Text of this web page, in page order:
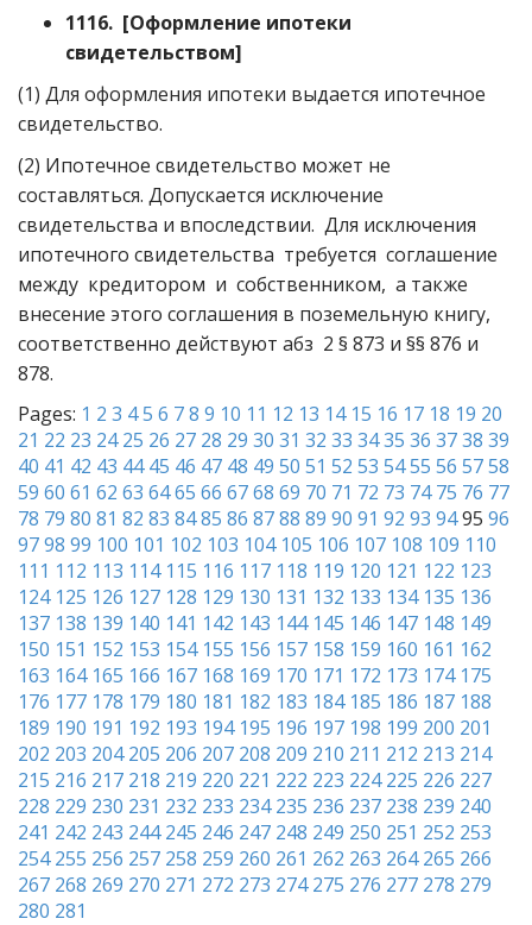
1116. [Оформление ипотеки
свидетельством]
(1) Для оформления ипотеки выдается ипотечное
свидетельство.
(2) Ипотечное свидетельство может не
составляться. Допускается исключение
свидетельства и впоследствии. Для исключения
ипотечного свидетельства требуется соглашение
между кредитором и собственником, а также
внесение этого соглашения в поземельную книгу,
соответственно действуют абз 2 § 873 и §§ 876 и
878.
Pages: 1 2 3 45 6 78 9 10 11 12 13 14 15 16 17 18 19 20
21 22 23 24 25 26 27 28 29 30 31 32 33 3435 36 3738 39
40 41 42 43 44 45 46 47 48 49 50 51 52 53 5455 56 5758
59 60 61 62 63 6465 66 6768 69 70 71 72 73 74 75 76 77
78 79 80 81 82 83 8485 86 8788 89 90 91 92 93 9495 96
9798 99 100 101 102 103 104 105 106 107 108 109 110
111 112 113 114 115 116 117 118 119 120 121 122 123
124 125 126 127 128 129 130 131 132 133 134 135 136
137 138 139 140 141 142 143 144 145 146 147 148 149
150 151 152 153 154 155 156 157 158 159 160 161 162
163 164 165 166 167 168 169 170 171 172 173 174 175
176 177 178 179 180 181 182 183 184 185 186 187 188
189 190 191 192 193 194 195 196 197 198 199 200 201
202 203 204 205 206 207 208 209 210 211 212 213 214
215 216 217 218 219 220 221 222 223 224 225 226 227
228 229 230 231 232 233 234 235 236 237 238 239 240
241 242 243 244 245 246 247 248 249 250 251 252 253
254 255 256 257 258 259 260 261 262 263 264 265 266
267 268 269 270 271 272 273 274 275 276 277 278 279
280 281